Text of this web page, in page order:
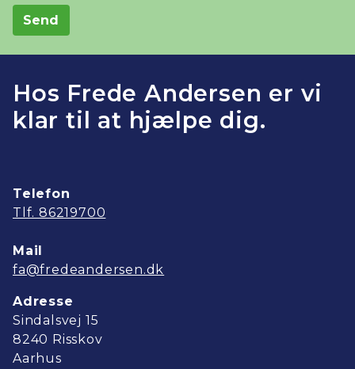
Send
Hos Frede Andersen er vi
klar til at hjælpe dig.
Telefon
Tlf. 86219700
Mail
fa@fredeandersen.dk
Adresse
Sindalsvej 15
8240 Risskov
Aarhus